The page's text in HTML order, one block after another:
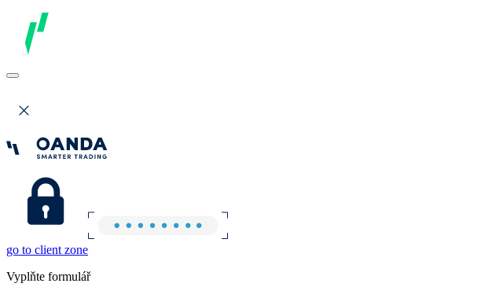
go to client zone
Vyplňte formulář